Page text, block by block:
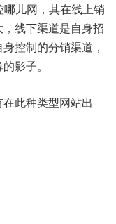
儿网，其在线上销
线下渠道是自身招
控制的分销渠道，
影子。
此种类型网站出